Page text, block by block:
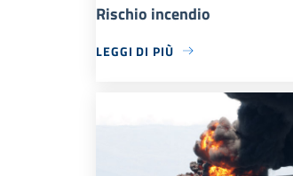
Rischio incendio
LEGGI DI PIÙ